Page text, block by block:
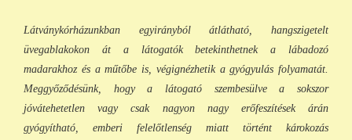
Látványkórházunkban egyirányból átlátható, hangszigetelt
üvegablakokon át a látogatók betekinthetnek a lábadozó
madarakhoz és a műtőbe is, végignézhetik a gyógyulás folyamatát.
Meggyőződésünk, hogy a látogató szembesülve a sokszor
jóvátehetetlen vagy csak nagyon nagy erőfeszítések árán
gyógyítható, emberi felelőtlenség miatt történt károkozás